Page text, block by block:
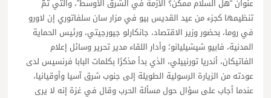
عنوان “هل السلام ممكن؟ الأزمة في الشرق الأوسط”، والتي تمَّ
تنظيمها كجزء من عيد القديس بيو في مزار سان سلفاتوري إن لاورو
في روما، بحضور وزير الاقتصاد، جانكارلو جيورجيتي، ورئيس الحماية
المدنية، فابيو شيشيليانو؛ وأدار اللقاء مدير تحرير وسائل إعلام
الفاتيكان، أندريا تورنييلي، الذي بدأ مذكرًا بكلمات البابا فرنسيس لدى
عودته من الزيارة الرسولية الطويلة إلى جنوب شرق آسيا وأوقيانيا،
عندما أجاب على سؤال حول مسألة الحرب وقال في غزة إنه لا يرى